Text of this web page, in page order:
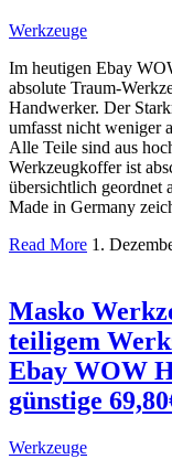
Werkzeuge
Im heutigen Ebay
absolute Traum-
Handwerker. Der
umfasst nicht weniger
Alle Teile sind aus
Werkzeugkoffer ist
übersichtlich geordnet
Made in Germany
Read More 1.
Masko
teiligem
Ebay WOW
günstige
Werkzeuge